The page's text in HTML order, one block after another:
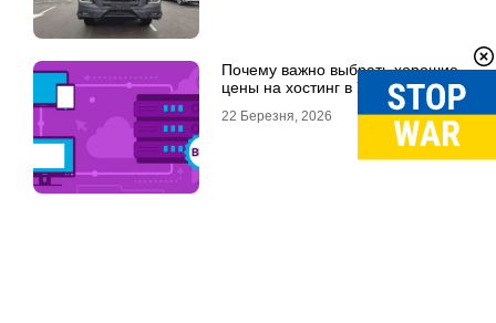
Почему важно выбрать хорошие
цены на хостинг в Украине
22 Березня, 2026